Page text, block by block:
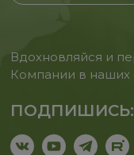
Вдохновляйся и
Компании в наших
ПОДПИШИСЬ: